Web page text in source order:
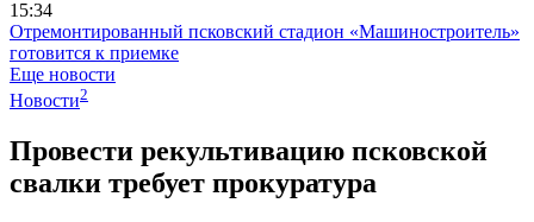
15:34
Отремонтированный псковский стадион «Машиностроитель»
готовится к приемке
Еще новости
Новости2
Провести рекультивацию псковской
свалки требует прокуратура